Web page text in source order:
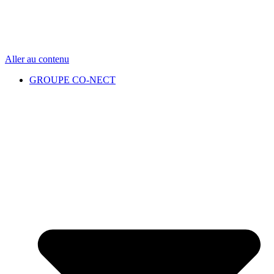
Aller au contenu
GROUPE CO-NECT